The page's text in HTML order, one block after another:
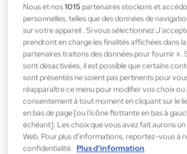
Magic Studio
MAGIC STUDIO DOUBLE EYELINER
Eyeliner
Nous et nos1015 partenaires stockons et
personnelles, telles que des données de
sur votre appareil . Si vous sélectionnez
prendront en charge les finalités affichées dans
partenaires traitons des données pour fournir ».
sont désactivées, il est possible que certains
sont présentés ne soient pas pertinents pour
réapparaître ce menu pour modifier vos choix
consentement à tout moment en cliquant sur le
en bas de page [ou l'icône flottante en bas à
échéant]. Les choix que vous avez fait aurons
Web. Pour plus d’informations, reportez-vous à
confidentialité. Plus d'information